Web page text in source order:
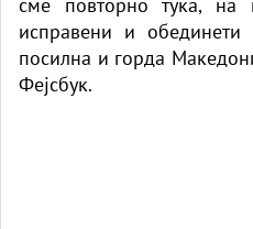
исправени и
посилна и горда
Фејсбук.